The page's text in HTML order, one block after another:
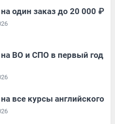
один заказ до 20 000 ₽
ВО и СПО в первый год
все курсы английского